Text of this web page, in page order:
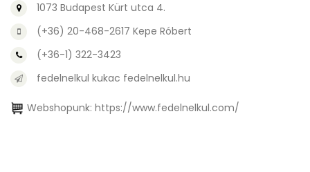
1073 Budapest Kürt utca 4.
(+36) 20-468-2617 Kepe Róbert
(+36-1) 322-3423
fedelnelkul kukac fedelnelkul.hu
Webshopunk: https://www.fedelnelkul.com/